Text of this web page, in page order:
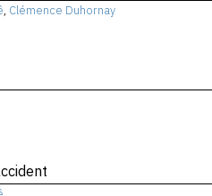
, Clémence Duhornay